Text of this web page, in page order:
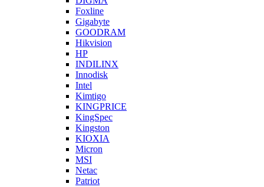
Foxline
Gigabyte
GOODRAM
Hikvision
HP
INDILINX
Innodisk
Intel
Kimtigo
KINGPRICE
KingSpec
Kingston
KIOXIA
Micron
MSI
Netac
Patriot